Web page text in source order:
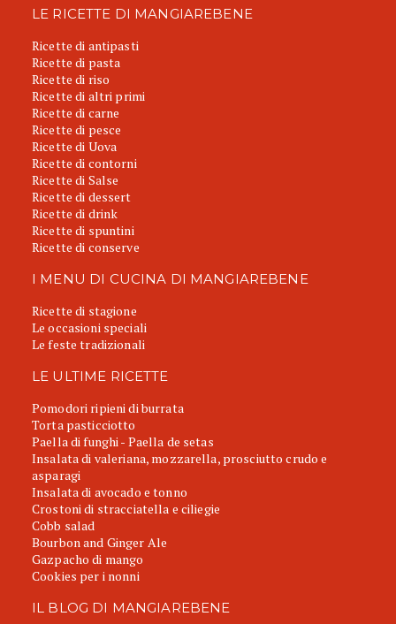
LE RICETTE DI MANGIAREBENE
Ricette di antipasti
Ricette di pasta
Ricette di riso
Ricette di altri primi
Ricette di carne
Ricette di pesce
Ricette di Uova
Ricette di contorni
Ricette di Salse
Ricette di dessert
Ricette di drink
Ricette di spuntini
Ricette di conserve
I MENU DI CUCINA DI MANGIAREBENE
Ricette di stagione
Le occasioni speciali
Le feste tradizionali
LE ULTIME RICETTE
Pomodori ripieni di burrata
Torta pasticciotto
Paella di funghi - Paella de setas
Insalata di valeriana, mozzarella, prosciutto crudo e
asparagi
Insalata di avocado e tonno
Crostoni di stracciatella e ciliegie
Cobb salad
Bourbon and Ginger Ale
Gazpacho di mango
Cookies per i nonni
IL BLOG DI MANGIAREBENE